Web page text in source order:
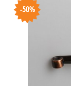
-50%